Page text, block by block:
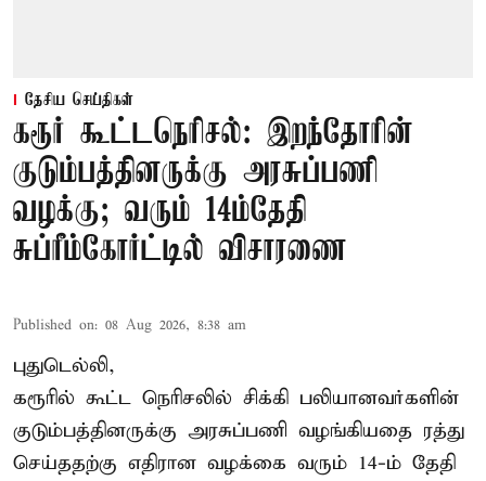
தேசிய செய்திகள்
கரூர் கூட்டநெரிசல்: இறந்தோரின்
குடும்பத்தினருக்கு அரசுப்பணி
வழக்கு; வரும் 14ம்தேதி
சுப்ரீம்கோர்ட்டில் விசாரணை
Published on: 08 Aug 2026, 8:38 am
புதுடெல்லி,
கரூரில் கூட்ட நெரிசலில் சிக்கி பலியானவர்களின்
குடும்பத்தினருக்கு அரசுப்பணி வழங்கியதை ரத்து
செய்ததற்கு எதிரான வழக்கை வரும் 14-ம் தேதி